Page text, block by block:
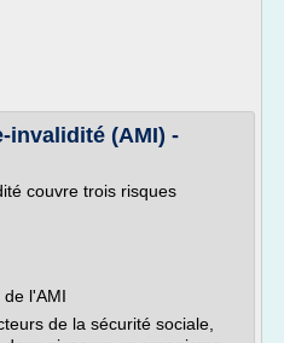
invalidité (AMI) -
couvre trois risques
l'AMI
de la sécurité sociale,